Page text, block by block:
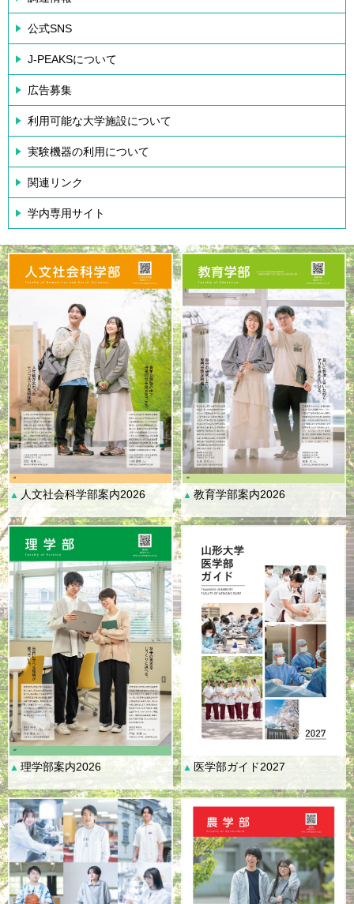
公式SNS
J-PEAKSについて
広告募集
利用可能な大学施設について
実験機器の利用について
関連リンク
学内専用サイト
▲ 人文社会科学部案内2026 ▲ 教育学部案内2026
▲理学部案内2026 ▲ 医学部ガイド2027